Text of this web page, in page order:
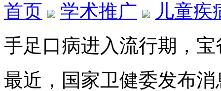
首页 学术推广
儿童疾
手足口病进入流行期，
最近，国家卫健委发布